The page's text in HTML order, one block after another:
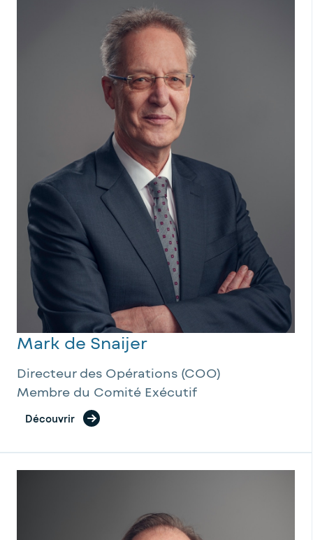
Mark de Snaijer
Directeur des Opérations (COO)
Membre du Comité Exécutif
Découvrir